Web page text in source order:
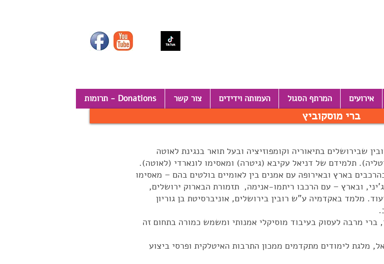
תרומות - Donations צור קשר העמותה וידידים המרתף הסגול אירועים
ברי מוסקוביץ
שבירושלים בתיאוריה וקומפוזיציה ובעל תואר בנגינת לאוטה
תלמידם של דניאל עקיבא (גיטרה) ומאסימו לונארדי (לאוטה).
בארץ ובאירופה עם אמנים בין לאומיים בולטים בהם – מאסימו
ג'יני, ובארץ – עם הרכבו ריתמו-אנימה, תזמורת הבארוק ירושלים,
מלמד באקדמיה ע"ש רובין בירושלים, אוניברסיטת בן גוריון
ברי מרבה לעסוק בעיבוד מוסיקלי אמנותי ומשמש כמורה בתחום זה
מלגת לימודים מתקדמים ממכון התרבות האיטלקית ופרסי ביצוע